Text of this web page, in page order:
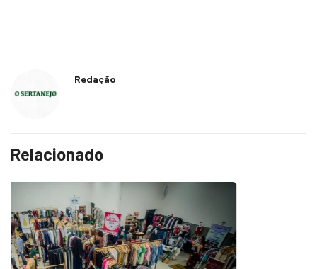
Redação
Relacionado